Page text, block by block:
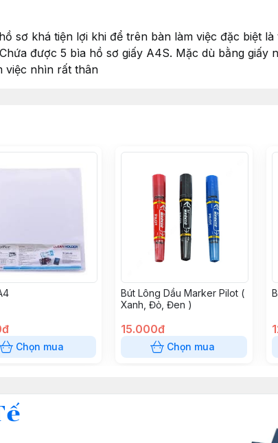
sơ khá tiện lợi khi để trên bàn làm việc đặc biệt
được 5 bìa hồ sơ giấy A4S. Mặc dù bằng
việc nhìn rất thân
Chọn mua
Bút Lông Dầu Marker Pilot (
Xanh, Đỏ, Đen )
15.000đ
Chọn mua